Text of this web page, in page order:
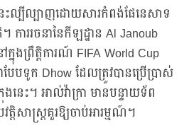
ល្បីល្បាញដោយសារកំពង់ផែនេសាទ
ការរចនានៃកីឡដ្ឋាន Al Janoub
នុងព្រឹត្តិការណ៍ FIFA World Cup
បែបទូក Dhow ដែលត្រូវបានប្រើប្រាស់
នេះ។ អាល់វ៉ាក្រា មានបន្ទាយទ័ព
តិសាស្ត្រគួរឱ្យចាប់អារម្មណ៍។